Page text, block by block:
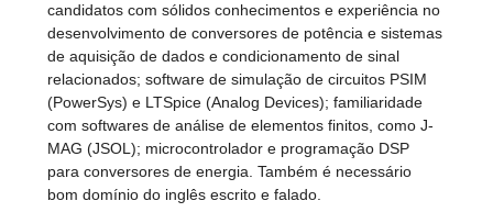
candidatos com sólidos conhecimentos e experiência no
desenvolvimento de conversores de potência e sistemas
de aquisição de dados e condicionamento de sinal
relacionados; software de simulação de circuitos PSIM
(PowerSys) e LTSpice (Analog Devices); familiaridade
com softwares de análise de elementos finitos, como J-
MAG (JSOL); microcontrolador e programação DSP
para conversores de energia. Também é necessário
bom domínio do inglês escrito e falado.